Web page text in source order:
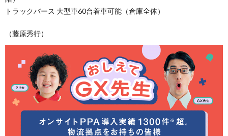
トラックバース 大型車60台着車可能（倉庫全体）
（藤原秀行）